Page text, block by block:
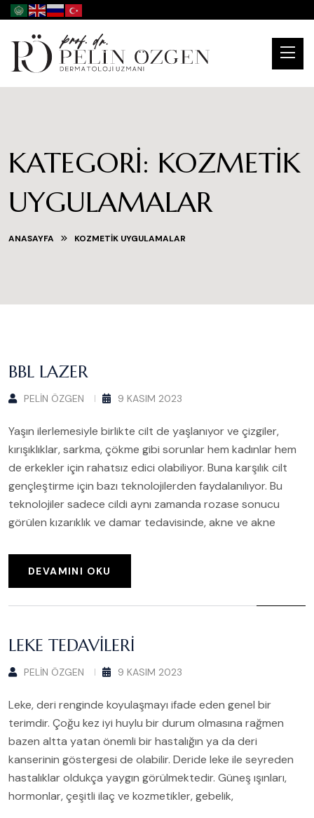
KATEGORI: KOZMETIK
UYGULAMALAR
ANASAYFA KOZMETIK UYGULAMALAR
BBL LAZER
PELIN ÖZGEN 9 KASIM 2023
Yaşın ilerlemesiyle birlikte cilt de yaşlanıyor ve çizgiler,
kırışıklıklar, sarkma, çökme gibi sorunlar hem kadınlar hem
de erkekler için rahatsız edici olabiliyor. Buna karşılık cilt
gençleştirme için bazı teknolojilerden faydalanılıyor. Bu
teknolojiler sadece cildi aynı zamanda rozase sonucu
görülen kızarıklık ve damar tedavisinde, akne ve akne
DEVAMINI OKU
LEKE TEDAVILERI
PELIN ÖZGEN 9 KASIM 2023
Leke, deri renginde koyulaşmayı ifade eden genel bir
terimdir. Çoğu kez iyi huylu bir durum olmasına rağmen
bazen altta yatan önemli bir hastalığın ya da deri
kanserinin göstergesi de olabilir. Deride leke ile seyreden
hastalıklar oldukça yaygın görülmektedir. Güneş ışınları,
hormonlar, çeşitli ilaç ve kozmetikler, gebelik,